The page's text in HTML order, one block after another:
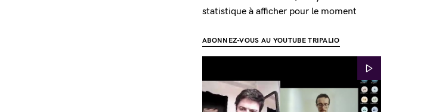
statistique à afficher pour le moment
ABONNEZ-VOUS AU YOUTUBE TRIPALIO